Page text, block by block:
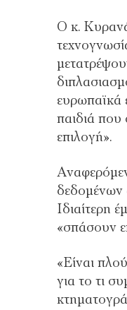
Ο κ.
ευρωπαϊκά
παιδιά που
επιλογή».
δεδομένων
Ιδιαίτερη
«σπάσουν
«Είναι
για το τι